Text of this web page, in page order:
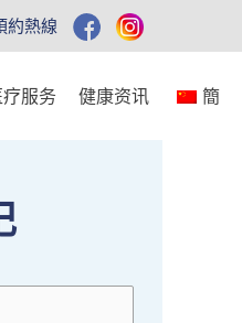
約熱線
服务 健康资讯 簡